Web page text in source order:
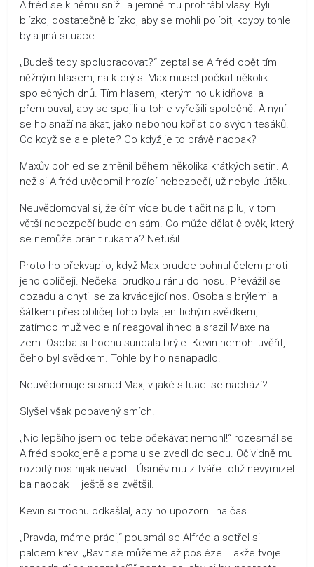
Alfréd se k němu snížil a jemně mu prohrábl vlasy. Byli
blízko, dostatečně blízko, aby se mohli políbit, kdyby tohle
byla jiná situace.
„Budeš tedy spolupracovat?“ zeptal se Alfréd opět tím
něžným hlasem, na který si Max musel počkat několik
společných dnů. Tím hlasem, kterým ho uklidňoval a
přemlouval, aby se spojili a tohle vyřešili společně. A nyní
se ho snaží nalákat, jako nebohou kořist do svých tesáků.
Co když se ale plete? Co když je to právě naopak?
Maxův pohled se změnil během několika krátkých setin. A
než si Alfréd uvědomil hrozící nebezpečí, už nebylo útěku.
Neuvědomoval si, že čím více bude tlačit na pilu, v tom
větší nebezpečí bude on sám. Co může dělat člověk, který
se nemůže bránit rukama? Netušil.
Proto ho překvapilo, když Max prudce pohnul čelem proti
jeho obličeji. Nečekal prudkou ránu do nosu. Převážil se
dozadu a chytil se za krvácející nos. Osoba s brýlemi a
šátkem přes obličej toho byla jen tichým svědkem,
zatímco muž vedle ní reagoval ihned a srazil Maxe na
zem. Osoba si trochu sundala brýle. Kevin nemohl uvěřit,
čeho byl svědkem. Tohle by ho nenapadlo.
Neuvědomuje si snad Max, v jaké situaci se nachází?
Slyšel však pobavený smích.
„Nic lepšího jsem od tebe očekávat nemohl!“ rozesmál se
Alfréd spokojeně a pomalu se zvedl do sedu. Očividně mu
rozbitý nos nijak nevadil. Úsměv mu z tváře totiž nevymizel
ba naopak – ještě se zvětšil.
Kevin si trochu odkašlal, aby ho upozornil na čas.
„Pravda, máme práci,“ pousmál se Alfréd a setřel si
palcem krev. „Bavit se můžeme až posléze. Takže tvoje